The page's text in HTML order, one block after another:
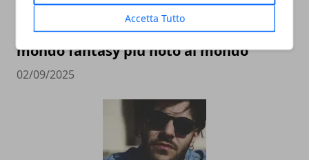
Accetta Tutto
L’universo Harry Potter: libri, film,
mostre e serie TV, tutte le versioni del
mondo fantasy più noto al mondo
02/09/2025